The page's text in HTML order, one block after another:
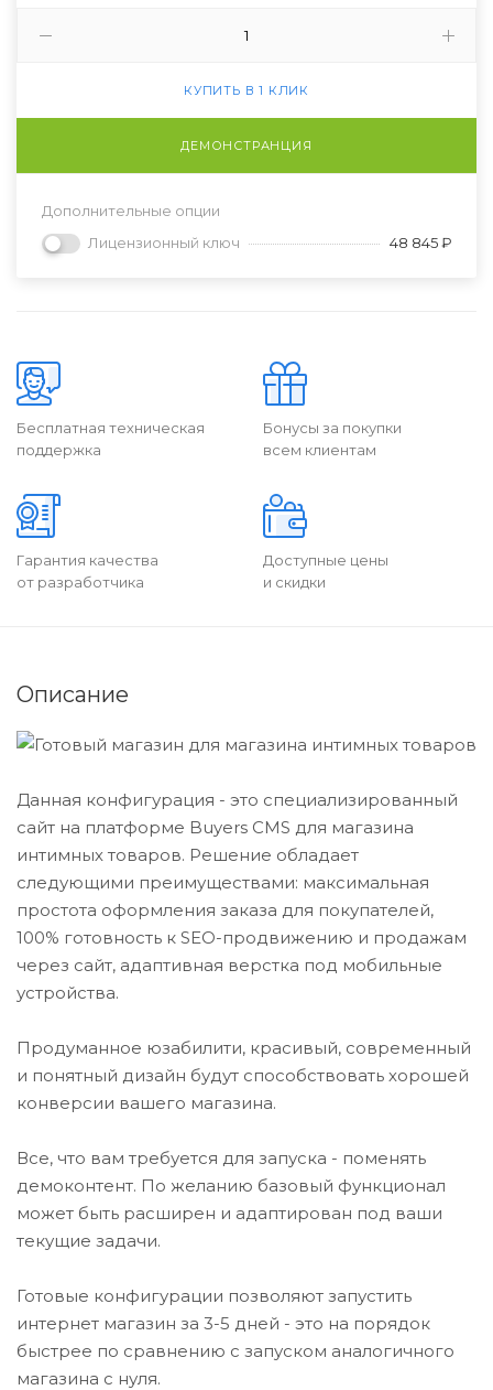
КУПИТЬ В 1 КЛИК
ДЕМОНСТРАНЦИЯ
Дополнительные опции
Лицензионный ключ
48 845 ₽
Бесплатная техническая
поддержка
Бонусы за покупки
всем клиентам
Гарантия качества
от разработчика
Доступные цены
и скидки
Описание
Данная конфигурация - это специализированный
сайт на платформе Buyers CMS для магазина
интимных товаров. Решение обладает
следующими преимуществами: максимальная
простота оформления заказа для покупателей,
100% готовность к SEO-продвижению и продажам
через сайт, адаптивная верстка под мобильные
устройства.
Продуманное юзабилити, красивый, современный
и понятный дизайн будут способствовать хорошей
конверсии вашего магазина.
Все, что вам требуется для запуска - поменять
демоконтент. По желанию базовый функционал
может быть расширен и адаптирован под ваши
текущие задачи.
Готовые конфигурации позволяют запустить
интернет магазин за 3-5 дней - это на порядок
быстрее по сравнению с запуском аналогичного
магазина с нуля.